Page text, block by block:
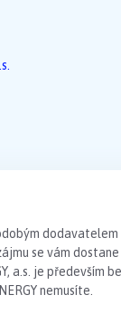
se vám
a.s. je
nemusíte.